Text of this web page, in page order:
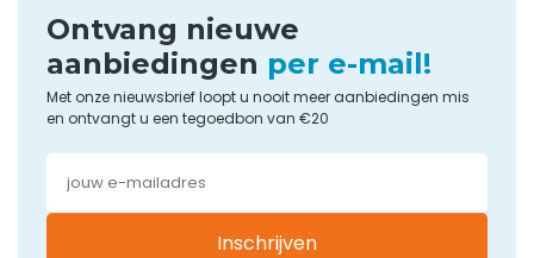
Ontvang nieuwe
aanbiedingen per e-mail!
Met onze nieuwsbrief loopt u nooit meer aanbiedingen mis
en ontvangt u een tegoedbon van €20
Inschrijven